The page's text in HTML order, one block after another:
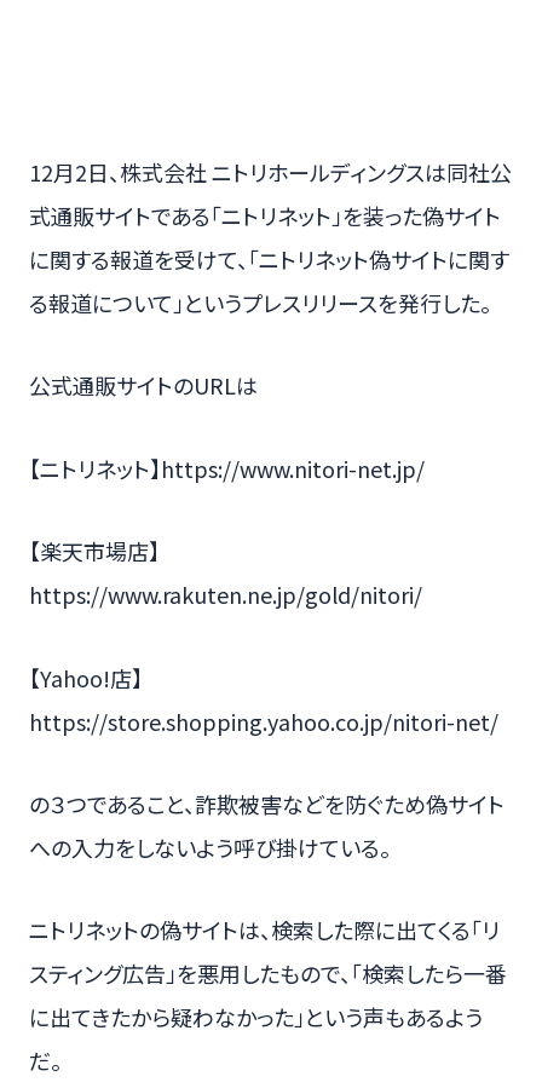
12月2日、株式会社 ニトリホールディングスは同社公
式通販サイトである「ニトリネット」を装った偽サイト
に関する報道を受けて、「ニトリネット偽サイトに関す
る報道について」というプレスリリースを発行した。
公式通販サイトのURLは
【ニトリネット】https://www.nitori-net.jp/
【楽天市場店】
https://www.rakuten.ne.jp/gold/nitori/
【Yahoo!店】
https://store.shopping.yahoo.co.jp/nitori-net/
の３つであること、詐欺被害などを防ぐため偽サイト
への入力をしないよう呼び掛けている。
ニトリネットの偽サイトは、検索した際に出てくる「リ
スティング広告」を悪用したもので、「検索したら一番
に出てきたから疑わなかった」という声もあるよう
だ。